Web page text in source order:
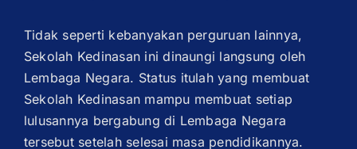
Tidak seperti kebanyakan perguruan lainnya,
Sekolah Kedinasan ini dinaungi langsung oleh
Lembaga Negara. Status itulah yang membuat
Sekolah Kedinasan mampu membuat setiap
lulusannya bergabung di Lembaga Negara
tersebut setelah selesai masa pendidikannya.